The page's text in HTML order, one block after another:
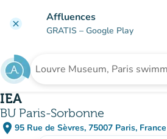
clear Affluences
GRATIS – Google Play
Search for an institution
IEA
BU Paris-Sorbonne
place 95 Rue de Sèvres, 75007 Paris, France
(open in Google Maps)
(new tab)